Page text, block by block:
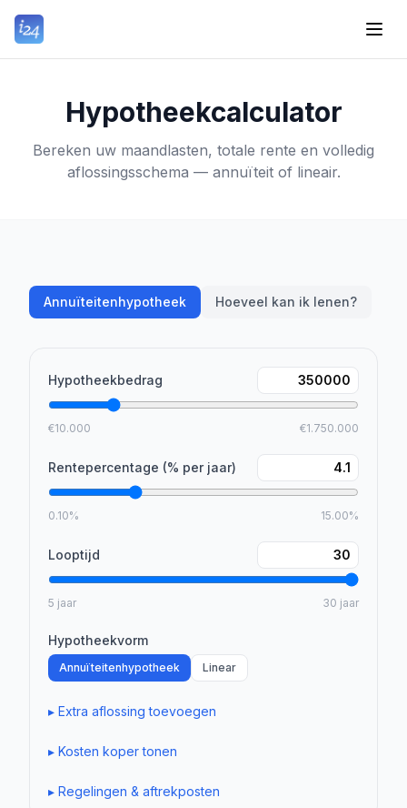
Hypotheekcalculator
Bereken uw maandlasten, totale rente en volledig
aflossingsschema — annuïteit of lineair.
Annuïteitenhypotheek Hoeveel kan ik lenen?
Hypotheekbedrag
€10.000 €1.750.000
Rentepercentage (% per jaar)
0.10% 15.00%
Looptijd
5 jaar 30 jaar
Hypotheekvorm
Annuïteitenhypotheek Linear
▸ Extra aflossing toevoegen
▸ Kosten koper tonen
▸ Regelingen & aftrekposten